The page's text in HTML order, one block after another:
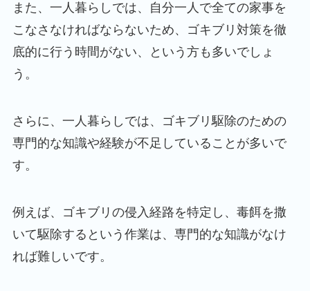
また、一人暮らしでは、自分一人で全ての家事を
こなさなければならないため、ゴキブリ対策を徹
底的に行う時間がない、という方も多いでしょ
う。
さらに、一人暮らしでは、ゴキブリ駆除のための
専門的な知識や経験が不足していることが多いで
す。
例えば、ゴキブリの侵入経路を特定し、毒餌を撒
いて駆除するという作業は、専門的な知識がなけ
れば難しいです。